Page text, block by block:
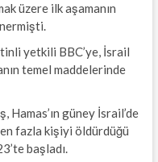
üzere ilk aşamanın
yetkili BBC’ye, İsrail
temel maddelerinde
Hamas’ın güney İsrail’de
fazla kişiyi öldürdüğü
başladı.